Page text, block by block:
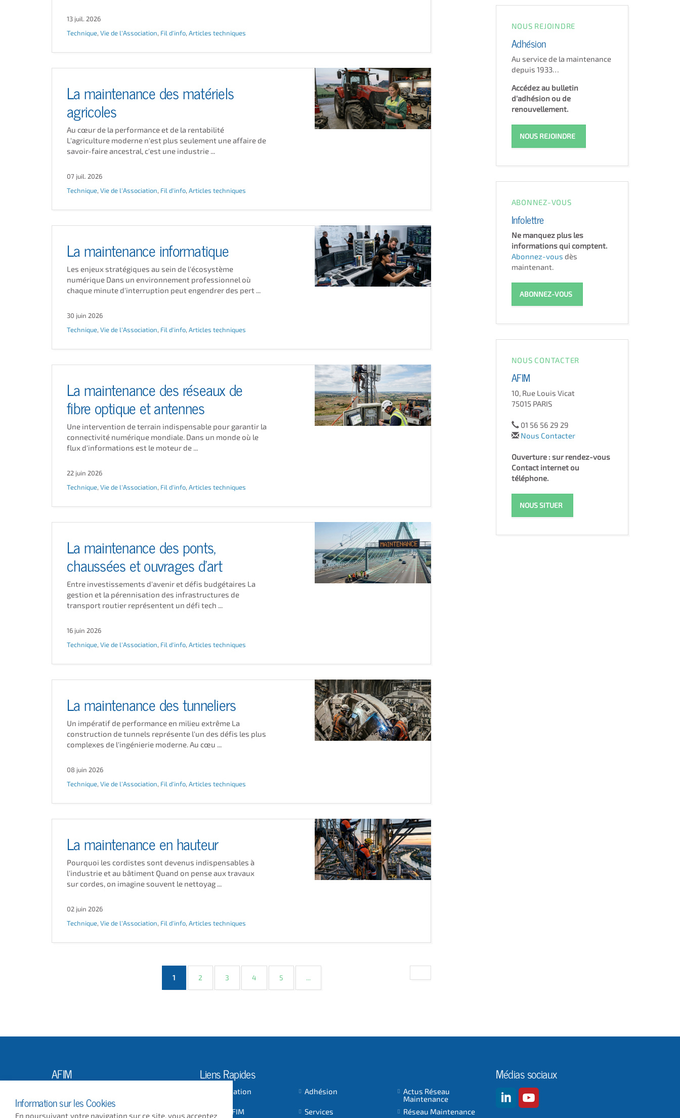
13 juil. 2026
Technique, Vie de l'Association, Fil d'info, Articles techniques
La maintenance des matériels
agricoles
Au cœur de la performance et de la rentabilité
L'agriculture moderne n'est plus seulement une affaire de
savoir-faire ancestral, c'est une industrie ...
07 juil. 2026
Technique, Vie de l'Association, Fil d'info, Articles techniques
La maintenance informatique
Les enjeux stratégiques au sein de l'écosystème
numérique Dans un environnement professionnel où
chaque minute d'interruption peut engendrer des pert ...
30 juin 2026
Technique, Vie de l'Association, Fil d'info, Articles techniques
La maintenance des réseaux de
fibre optique et antennes
Une intervention de terrain indispensable pour garantir la
connectivité numérique mondiale. Dans un monde où le
flux d'informations est le moteur de ...
22 juin 2026
Technique, Vie de l'Association, Fil d'info, Articles techniques
La maintenance des ponts,
chaussées et ouvrages d'art
Entre investissements d'avenir et défis budgétaires La
gestion et la pérennisation des infrastructures de
transport routier représentent un défi tech ...
16 juin 2026
Technique, Vie de l'Association, Fil d'info, Articles techniques
La maintenance des tunneliers
Un impératif de performance en milieu extrême La
construction de tunnels représente l'un des défis les plus
complexes de l'ingénierie moderne. Au cœu ...
08 juin 2026
Technique, Vie de l'Association, Fil d'info, Articles techniques
La maintenance en hauteur
Pourquoi les cordistes sont devenus indispensables à
l'industrie et au bâtiment Quand on pense aux travaux
sur cordes, on imagine souvent le nettoyag ...
02 juin 2026
Technique, Vie de l'Association, Fil d'info, Articles techniques
1(current)
2 3 4 5 ...
NOUS REJOINDRE
Adhésion
Au service de la maintenance
depuis 1933…
Accédez au bulletin
d'adhésion ou de
renouvellement.
NOUS REJOINDRE
ABONNEZ-VOUS
Infolettre
Ne manquez plus les
informations qui comptent.
Abonnez-vous dès
maintenant.
ABONNEZ-VOUS
NOUS CONTACTER
AFIM
10, Rue Louis Vicat
75015 PARIS
01 56 56 29 29
Nous Contacter
Ouverture : sur rendez-vous
Contact internet ou
téléphone.
NOUS SITUER
AFIM
75015 PARIS
Liens Rapides
L'Association Adhésion
Actus Réseau
Maintenance
Actus AFIM
Services Réseau Maintenance
Médias sociaux
Information sur les Cookies
En poursuivant votre navigation sur ce site, vous acceptez